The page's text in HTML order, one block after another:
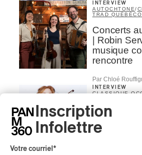
INTERVIEW
AUTOCHTONE/
TRAD
Concerts
| Robin
musique
rencontre
Par Chloé
INTERVIEW
CLASSIQUE
Domaine
| Bach
passions
Inscription
Infolettre
Votre courriel *